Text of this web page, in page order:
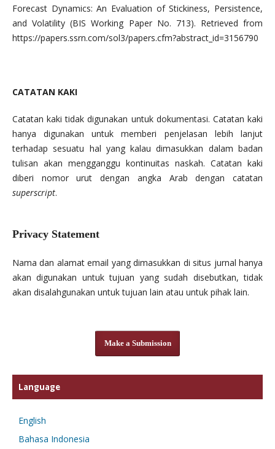
Forecast Dynamics: An Evaluation of Stickiness, Persistence,
and Volatility (BIS Working Paper No. 713). Retrieved from
https://papers.ssrn.com/sol3/papers.cfm?abstract_id=3156790
CATATAN KAKI
Catatan kaki tidak digunakan untuk dokumentasi. Catatan kaki
hanya digunakan untuk memberi penjelasan lebih lanjut
terhadap sesuatu hal yang kalau dimasukkan dalam badan
tulisan akan mengganggu kontinuitas naskah. Catatan kaki
diberi nomor urut dengan angka Arab dengan catatan
superscript.
Privacy Statement
Nama dan alamat email yang dimasukkan di situs jurnal hanya
akan digunakan untuk tujuan yang sudah disebutkan, tidak
akan disalahgunakan untuk tujuan lain atau untuk pihak lain.
Make a Submission
Language
English
Bahasa Indonesia